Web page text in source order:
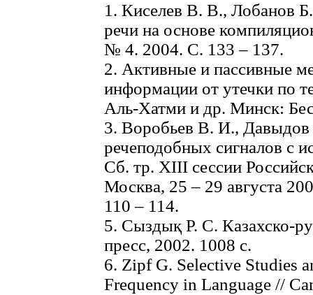
1. Киселев В. В., Лобанов
речи на основе
№ 4. 2004. С. 133 – 137.
2. Активные и пассивные
информации от утечки по
Аль-Хатми и др. Минск:
3. Воробьев В. И.,
речеподобных сигналов с
Cб. тр. XIII сессии
Москва, 25 – 29 августа
110 – 114.
5. Сыздық Р. С. Казахско-
пресс, 2002. 1008 с.
6. Zipf G. Selective Studies
Frequency in Language //